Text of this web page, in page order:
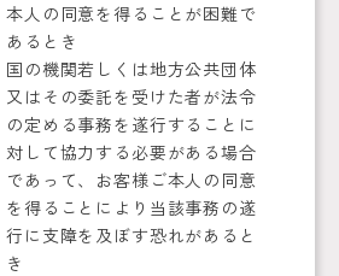
本人の同意を得ることが困難で
あるとき
国の機関若しくは地方公共団体
又はその委託を受けた者が法令
の定める事務を遂行することに
対して協力する必要がある場合
であって、お客様ご本人の同意
を得ることにより当該事務の遂
行に支障を及ぼす恐れがあると
き